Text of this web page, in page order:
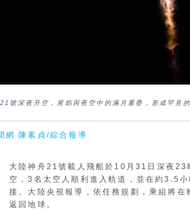
號深夜升空，尾焰與夜空中的滿月重疊，形成罕見
網 陳素貞/綜合報導
大陸神舟21號載人飛船於10月31日深夜23
空，3名太空人順利進入軌道，並在約3.5
接。大陸央視報導，依任務規劃，乘組將
返回地球。